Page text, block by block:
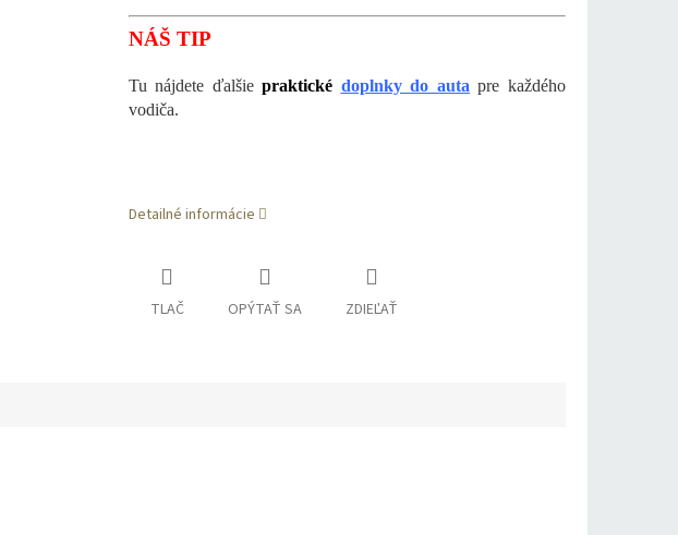
NÁŠ TIP
Tu nájdete ďalšiepraktické doplnky do autapre každého
vodiča.
Detailné informácie
TLAČ OPÝTAŤ SA ZDIEĽAŤ